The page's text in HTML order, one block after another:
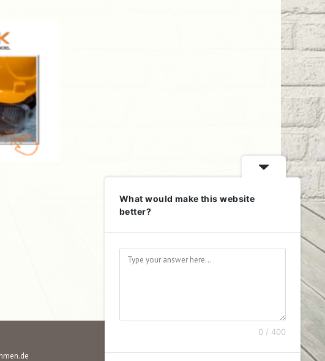
What would make this website
better?
0 / 400